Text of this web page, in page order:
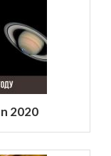
2020